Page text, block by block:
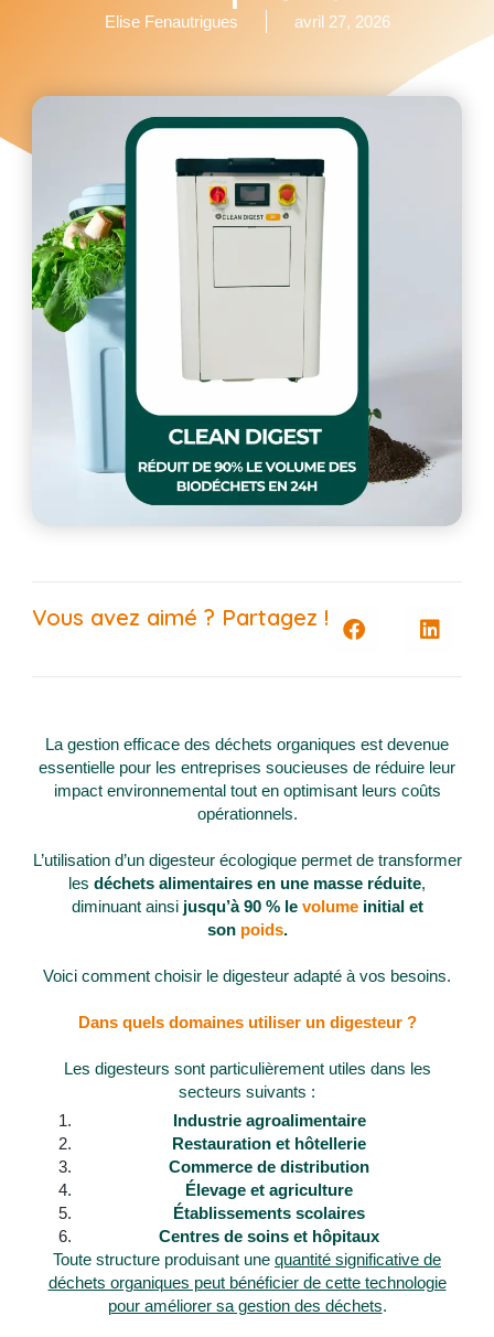
Elise Fenautrigues avril 27, 2026
Vous avez aimé ? Partagez !
La gestion efficace des déchets organiques est devenue
essentielle pour les entreprises soucieuses de réduire leur
impact environnemental tout en optimisant leurs coûts
opérationnels.
L’utilisation d’un digesteur écologique permet de transformer
les déchets alimentaires en une masse réduite,
diminuant ainsi jusqu’à 90 % le volumeinitial et
son poids.
Voici comment choisir le digesteur adapté à vos besoins.
Dans quels domaines utiliser un digesteur ?
Les digesteurs sont particulièrement utiles dans les
secteurs suivants :
Industrie agroalimentaire
Restauration et hôtellerie
Commerce de distribution
Élevage et agriculture
Établissements scolaires
Centres de soins et hôpitaux
Toute structure produisant une quantité significative de
déchets organiques peut bénéficier de cette technologie
pour améliorer sa gestion des déchets.